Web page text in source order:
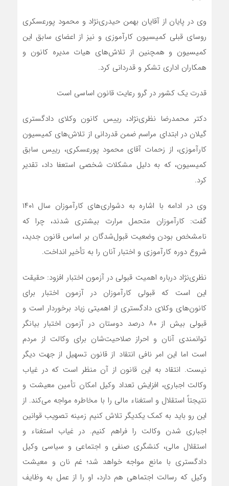
وی در پایان از آقایان بهمن حیدری‌نژاد و محمود پورعسکری
روسای قبلی کمیسیون کارآموزی و نیز از اعضای سابق این
کمیسیون و همچنین از تلاش‌های هیات مدیره کانون و
همکاران اداری تشکر و قدردانی کرد.
قدرت یک کشور در گرو رعایت قانون اساسی است
دکتر محمدرضا نظری‌نژاد، رییس کانون وکلای دادگستری
گیلان در ابتدای مراسم ضمن قدردانی از تلاش‌های کمیسیون
کارآموزی، از زحمات آقای محمود پورعسکری، رییس سابق
کمیسیون، که به دلیل مشکلات شخصی استعفا داد، تقدیر
کرد.
وی در ادامه با اشاره به دشواری‌های کارآموزان سال ۱۴۰۱
گفت: کارآموزان متحمل مرارت بیشتری شدند، چرا که
نامشخص بودن وضعیت قبول‌شدگان بر اساس قانون جدید،
شروع دوره کارآموزی و اختبار آنان را به تأخیر انداخت.
نظری‌نژاد درباره اهمیت قبولی در آزمون اختبار افزود: حقیقت
این است که قبولی کارآموزان در آزمون اختبار برای
کانون‌های وکلای دادگستری از اهمیتی زیاد برخوردار است و
قبولی بیش از ۸۰ درصد دوستان در آزمون اختبار بیانگر
توانمندی آنان و احراز صلاحیت‌شان برای وکالت از مردم
است اما این امر نافی انتقاد از قانون تسهیل از جهت دیگر
نیست. انتقاد به این قانون از آن منظر است که در غیاب
وکالت اجباری، افزایش تعداد وکیل امکان تأمین معیشت و
نتیجتاً استقلال و استغناء مالی را با مخاطره مواجه می‌کند. از
این رو باید به کمک یکدیگر تلاش کنیم زمینه تصویب قوانین
اجباری شدن وکالت را فراهم کنیم. در غیاب استغناء و
استقلال مالی، کنشگری صنفی و اجتماعی و سیاسی وکیل
دادگستری با مانع مواجه خواهد شد؛ غم نان و معیشت
وکیل که رسالت اجتماهی هم دارد، او را از عمل به وظایف